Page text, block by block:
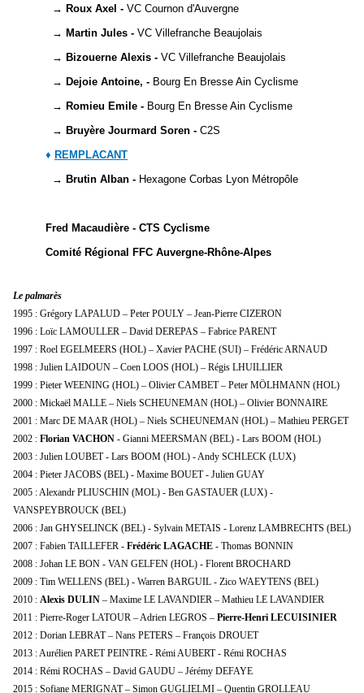
→ Roux Axel - VC Cournon d'Auvergne
→ Martin Jules - VC Villefranche Beaujolais
→ Bizouerne Alexis - VC Villefranche Beaujolais
→ Dejoie Antoine, - Bourg En Bresse Ain Cyclisme
→ Romieu Emile - Bourg En Bresse Ain Cyclisme
→ Bruyère Jourmard Soren - C2S
♦ REMPLACANT
→ Brutin Alban - Hexagone Corbas Lyon Métropôle
Fred Macaudière - CTS Cyclisme
Comité Régional FFC Auvergne-Rhône-Alpes
Le palmarès
1995 : Grégory LAPALUD – Peter POULY – Jean-Pierre CIZERON
1996 : Loïc LAMOULLER – David DEREPAS – Fabrice PARENT
1997 : Roel EGELMEERS (HOL) – Xavier PACHE (SUI) – Frédéric ARNAUD
1998 : Julien LAIDOUN – Coen LOOS (HOL) – Régis LHUILLIER
1999 : Pieter WEENING (HOL) – Olivier CAMBET – Peter MÖLHMANN (HOL)
2000 : Mickaël MALLE – Niels SCHEUNEMAN (HOL) – Olivier BONNAIRE
2001 : Marc DE MAAR (HOL) – Niels SCHEUNEMAN (HOL) – Mathieu PERGET
2002 : Florian VACHON - Gianni MEERSMAN (BEL) - Lars BOOM (HOL)
2003 : Julien LOUBET - Lars BOOM (HOL) - Andy SCHLECK (LUX)
2004 : Pieter JACOBS (BEL) - Maxime BOUET - Julien GUAY
2005 : Alexandr PLIUSCHIN (MOL) - Ben GASTAUER (LUX) -
VANSPEYBROUCK (BEL)
2006 : Jan GHYSELINCK (BEL) - Sylvain METAIS - Lorenz LAMBRECHTS (BEL)
2007 : Fabien TAILLEFER - Frédéric LAGACHE - Thomas BONNIN
2008 : Johan LE BON - VAN GELFEN (HOL) - Florent BROCHARD
2009 : Tim WELLENS (BEL) - Warren BARGUIL - Zico WAEYTENS (BEL)
2010 : Alexis DULIN – Maxime LE LAVANDIER – Mathieu LE LAVANDIER
2011 : Pierre-Roger LATOUR – Adrien LEGROS – Pierre-Henri LECUISINIER
2012 : Dorian LEBRAT – Nans PETERS – François DROUET
2013 : Aurélien PARET PEINTRE - Rémi AUBERT - Rémi ROCHAS
2014 : Rémi ROCHAS – David GAUDU – Jérémy DEFAYE
2015 : Sofiane MERIGNAT – Simon GUGLIELMI – Quentin GROLLEAU